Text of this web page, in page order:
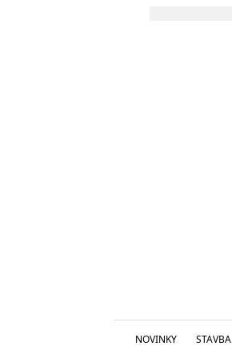
NOVINKY STAVBA